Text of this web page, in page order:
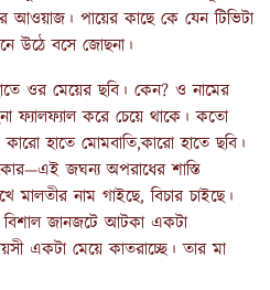
পায়ের কাছে কে যেন টিভিটা
উঠে বসে জোছনা।
ওর মেয়ের ছবি। কেন? ও নামের
ফ্যালফ্যাল করে চেয়ে থাকে। কতো
হাতে মোমবাতি,কারো হাতে ছবি।
জঘন্য অপরাধের শাস্তি
মালতীর নাম গাইছে, বিচার চাইছে।
বিশাল জানজটে আটকা একটা
একটা মেয়ে কাতরাচ্ছে। তার মা